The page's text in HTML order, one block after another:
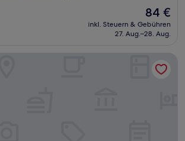
Der
Preis
beträgt
84 €
inkl. Steuern & Gebühren
27. Aug.–28. Aug.